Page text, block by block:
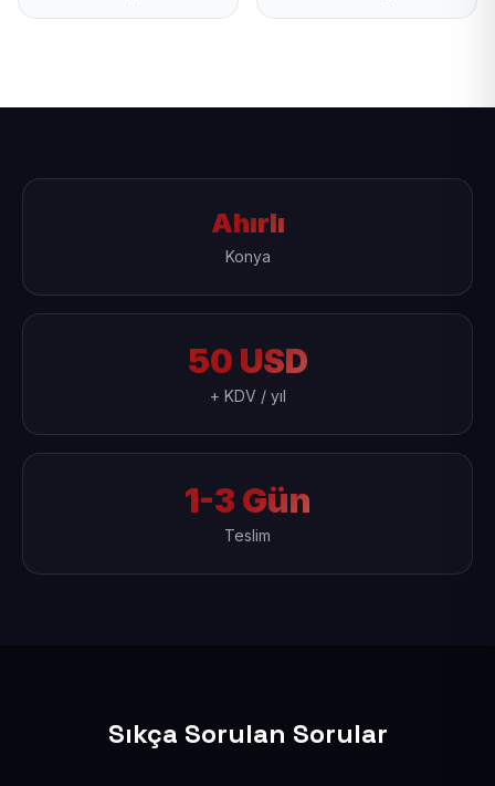
Ahırlı
Konya
50 USD
+ KDV / yıl
1-3 Gün
Teslim
Sıkça Sorulan Sorular